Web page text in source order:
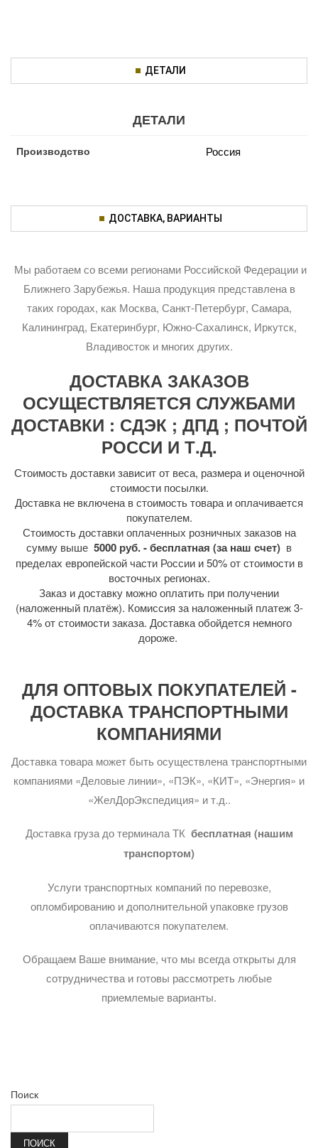
ДЕТАЛИ
ДЕТАЛИ
Производство Россия
ДОСТАВКА, ВАРИАНТЫ
Мы работаем со всеми регионами Российской Федерации и
Ближнего Зарубежья. Наша продукция представлена в
таких городах, как Москва, Санкт-Петербург, Самара,
Калининград, Екатеринбург, Южно-Сахалинск, Иркутск,
Владивосток и многих других.
ДОСТАВКА ЗАКАЗОВ
ОСУЩЕСТВЛЯЕТСЯ СЛУЖБАМИ
ДОСТАВКИ : СДЭК ; ДПД ; ПОЧТОЙ
РОССИ И Т.Д.
Стоимость доставки зависит от веса, размера и оценочной
стоимости посылки.
Доставка не включена в стоимость товара и оплачивается
покупателем.
Стоимость доставки оплаченных розничных заказов на
сумму выше 5000 руб. - бесплатная (за наш счет) в
пределах европейской части России и 50% от стоимости в
восточных регионах.
Заказ и доставку можно оплатить при получении
(наложенный платёж). Комиссия за наложенный платеж 3-
4% от стоимости заказа. Доставка обойдется немного
дороже.
ДЛЯ ОПТОВЫХ ПОКУПАТЕЛЕЙ -
ДОСТАВКА ТРАНСПОРТНЫМИ
КОМПАНИЯМИ
Доставка товара может быть осуществлена транспортными
компаниями «Деловые линии», «ПЭК», «КИТ», «Энергия» и
«ЖелДорЭкспедиция» и т.д..
Доставка груза до терминала ТК бесплатная (нашим
транспортом)
Услуги транспортных компаний по перевозке,
опломбированию и дополнительной упаковке грузов
оплачиваются покупателем.
Обращаем Ваше внимание, что мы всегда открыты для
сотрудничества и готовы рассмотреть любые
приемлемые варианты.
Поиск
ПОИСК